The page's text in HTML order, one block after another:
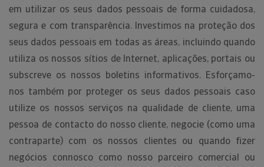
em utilizar os seus dados pessoais de forma cuidadosa,
segura e com transparência. Investimos na proteção dos
seus dados pessoais em todas as áreas, incluindo quando
utiliza os nossos sítios de Internet, aplicações, portais ou
subscreve os nossos boletins informativos. Esforçamo-
nos também por proteger os seus dados pessoais caso
utilize os nossos serviços na qualidade de cliente, uma
pessoa de contacto do nosso cliente, negocie (como uma
contraparte) com os nossos clientes ou quando fizer
negócios connosco como nosso parceiro comercial ou